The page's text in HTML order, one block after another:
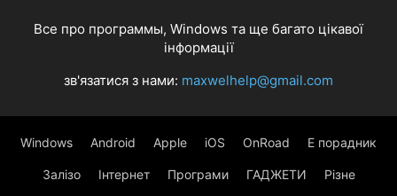
Все про программы, Windows та ще багато цікавої
інформації
зв'язатися з нами: maxwelhelp@gmail.com
Windows Android Apple iOS OnRoad Е порадник
Залізо Інтернет Програми ГАДЖЕТИ Різне